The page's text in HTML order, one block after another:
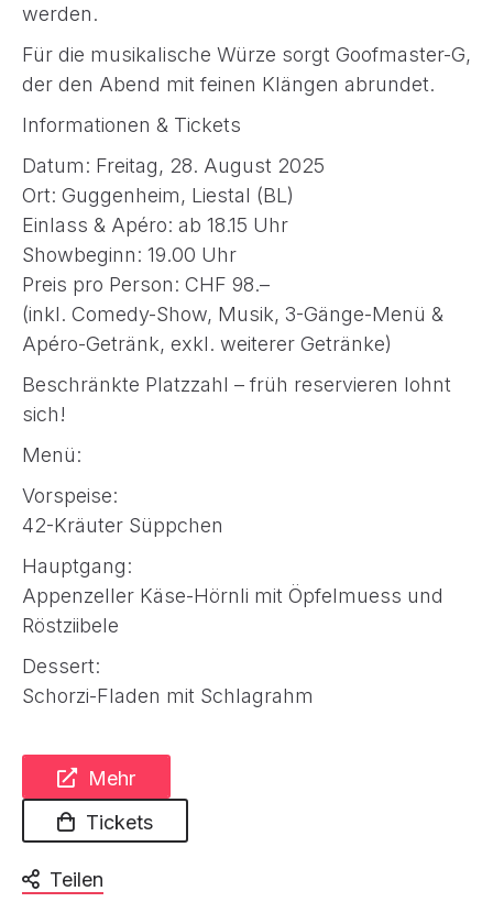
werden.
Für die musikalische Würze sorgt Goofmaster-G,
der den Abend mit feinen Klängen abrundet.
Informationen & Tickets
Datum: Freitag, 28. August 2025
Ort: Guggenheim, Liestal (BL)
Einlass & Apéro: ab 18.15 Uhr
Showbeginn: 19.00 Uhr
Preis pro Person: CHF 98.–
(inkl. Comedy-Show, Musik, 3-Gänge-Menü &
Apéro-Getränk, exkl. weiterer Getränke)
Beschränkte Platzzahl – früh reservieren lohnt
sich!
Menü:
Vorspeise:
42-Kräuter Süppchen
Hauptgang:
Appenzeller Käse-Hörnli mit Öpfelmuess und
Röstziibele
Dessert:
Schorzi-Fladen mit Schlagrahm
Mehr
Tickets
Teilen